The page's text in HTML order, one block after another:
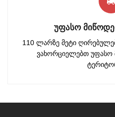
ᲣᲤᲐᲡᲝ
110 ლარზე მეტი
ვახორციელებთ უფასო